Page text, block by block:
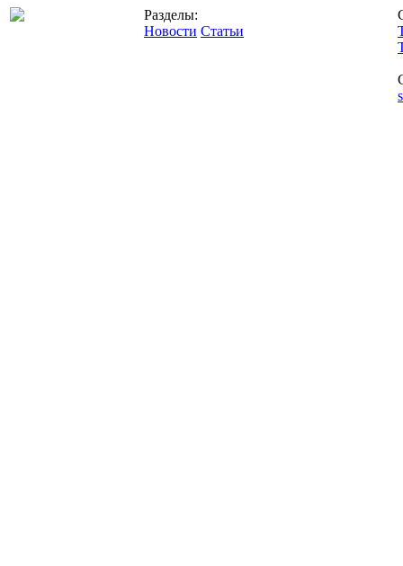
Разделы:
Новости Статьи